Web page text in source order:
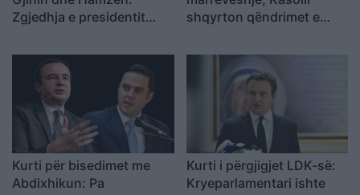
Zgjedhja e presidentit
opozitës
shqyrton qëndrimet e
mocionit: Ia lehtësoi
pozicionin LVV-së
Kurti për bisedimet me
Abdixhikun: Pa
Kurti i përgjigjet LDK-së:
Kryeparlamentari ishte